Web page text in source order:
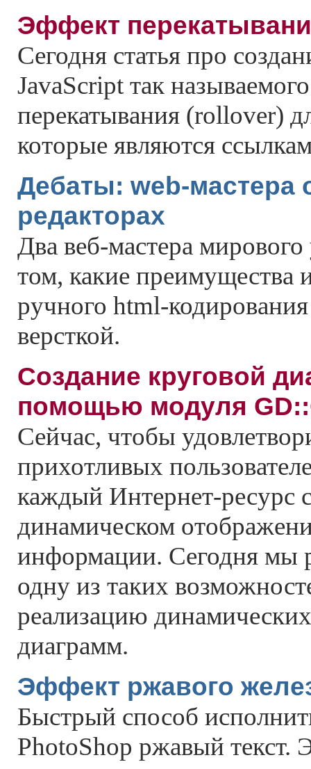
Эффект
Сегодня статья про
JavaScript так
перекатывания (rollover)
которые являются
Дебаты: web-мастера
редакторах
Два веб-мастера
том, какие преимущества
ручного html-
версткой.
Создание круговой
помощью модуля
Сейчас, чтобы
прихотливых
каждый Интернет-ресурс
динамическом
информации. Сегодня мы
одну из таких
реализацию
диаграмм.
Эффект ржавого
Быстрый способ
PhotoShop ржавый